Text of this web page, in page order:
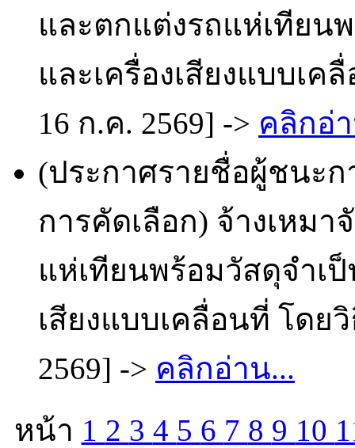
และตกแต่งรถแห่เทียน
และเครื่องเสียงแบบเค
16 ก.ค. 2569] -> คลิกอ่
(ประกาศรายชื่อผู้ชนะก
การคัดเลือก) จ้างเหม
แห่เทียนพร้อมวัสดุจำเ
เสียงแบบเคลื่อนที่ โดย
2569] -> คลิกอ่าน...
หน้า 1 2 3 4 5 6 7 8 9 10